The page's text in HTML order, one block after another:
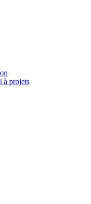
à projets